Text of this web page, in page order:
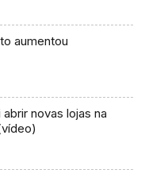
aumentou
novas lojas na